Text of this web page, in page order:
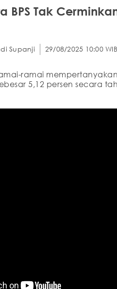
BPS Tak
Supanji 29/08/2025 10:00 WIB
ramai-ramai
5,12 persen secara